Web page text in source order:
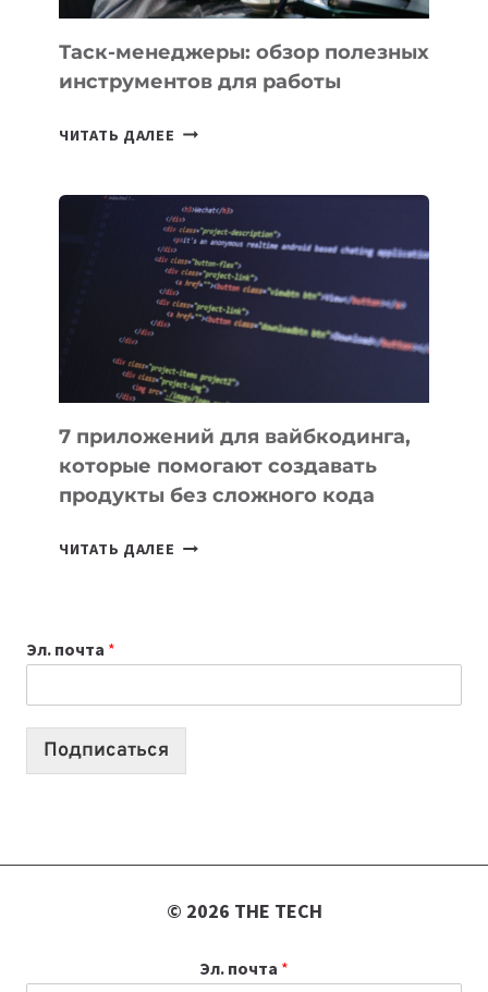
УЖЕ
СЕГОДНЯ
Таск-менеджеры: обзор полезных
инструментов для работы
ЧИТАТЬ ДАЛЕЕ ТАСК-
ПОЛЕЗНЫХ
ИНСТРУМЕНТОВ
ДЛЯ
РАБОТЫ
7 приложений для вайбкодинга,
которые помогают создавать
продукты без сложного кода
ЧИТАТЬ ДАЛЕЕ
СОЗДАВАТЬ
ПРОДУКТЫ
Эл. почта *
Подписаться
© 2026 THE TECH
Эл. почта *